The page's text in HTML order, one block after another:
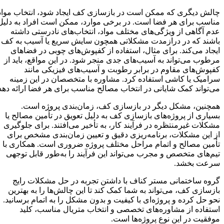
چالش دیگری که ممکن است در بازسازی کف ایجاد شود، انتخاب مواد
مناسب برای هر فضا است. در برخی موارد، ممکن است افراد به دلیل
عدم آگاهی از ویژگی‌های مختلف مواد، انتخاب‌های نادرستی داشته
باشند که در درازمدت مشکلاتی همچون سایش سریع یا آسیب به کف
ایجاد می‌کند. برای مثال، استفاده از کفپوش‌های چوبی در فضاهای
مرطوب می‌تواند به آسیب‌های جدی منجر شود. در این مواقع، باید از
کفپوش‌های مقاوم در برابر رطوبت و آسیب‌های فیزیکی مانند
سرامیک یا کاشی استفاده کرد. مشاوره با متخصصان در این زمینه
می‌تواند کمک شایانی در انتخاب مصالح مناسب برای هر فضا ارائه دهد.
همچنین، مشکل دیگر در بازسازی کف، زمان‌بندی پروژه است.
بسیاری از پروژه‌های بازسازی کف به دلیل تعویق در تأمین مصالح یا
مشکلات غیرمنتظره در فرآیند کار، به تأخیر می‌افتند. برای جلوگیری
از این مشکلات، برنامه‌ریزی دقیق و تعیین زمان‌بندی مشخص برای
تأمین مصالح و اتمام مراحل مختلف پروژه ضروری است. همکاری با
تیم‌های متخصص و مجرب می‌تواند این فرآیند را به‌طور قابل توجهی
سرعت بخشد.
گروه ساختمانی مستر کناف با داشتن تجربه در حل مشکلات رایج
بازسازی کف، می‌تواند به شما کمک کند تا این چالش‌ها را به بهترین
نحو حل کرده و پروژه‌ای با کیفیت و بدون مشکل را به اتمام برسانید.
استفاده از مشاوره‌های تخصصی و انتخاب متریال مناسب، کلید
موفقیت در این نوع پروژه‌ها است.